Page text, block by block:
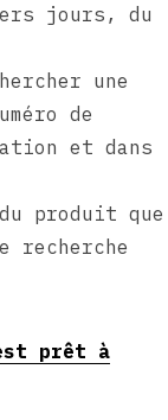
jours, du
une
de
et dans
produit que
recherche
prêt à